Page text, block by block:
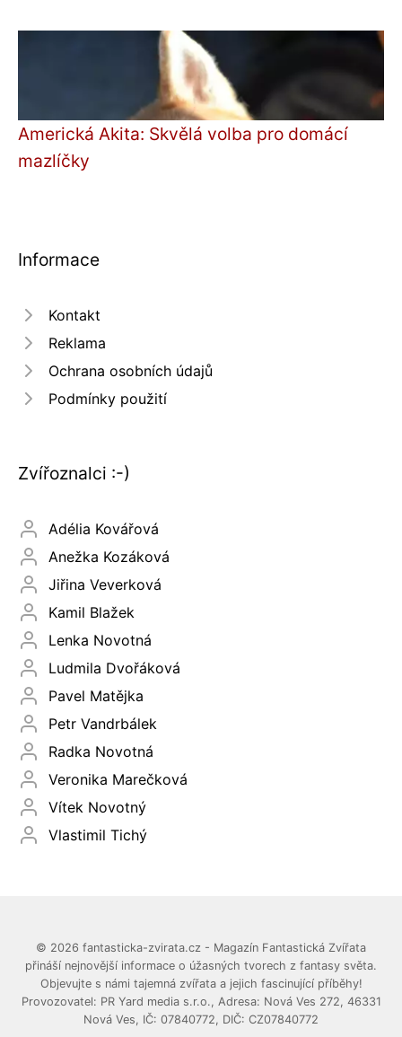
Americká Akita: Skvělá volba pro domácí
mazlíčky
Informace
Kontakt
Reklama
Ochrana osobních údajů
Podmínky použití
Zvířoznalci :-)
Adélia Kovářová
Anežka Kozáková
Jiřina Veverková
Kamil Blažek
Lenka Novotná
Ludmila Dvořáková
Pavel Matějka
Petr Vandrbálek
Radka Novotná
Veronika Marečková
Vítek Novotný
Vlastimil Tichý
© 2026 fantasticka-zvirata.cz - Magazín Fantastická Zvířata
přináší nejnovější informace o úžasných tvorech z fantasy světa.
Objevujte s námi tajemná zvířata a jejich fascinující příběhy!
Provozovatel: PR Yard media s.r.o., Adresa: Nová Ves 272, 46331
Nová Ves, IČ: 07840772, DIČ: CZ07840772